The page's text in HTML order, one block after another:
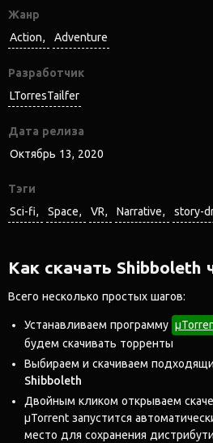
Жанр
Action
Adventure
Разработчик
LTorresTailfer
Дата релиза
Октябрь 13, 2020
Тэги
Sci-fi
Space VR Narrative story-
Как скачать Shibboleth
Всего несколько простых шагов:
Устанавливаем программу
будем скачивать торренты
Выбираем и скачиваем
Shibboleth
Двойным кликом открываем
μTorrent запустится
место для сохранения